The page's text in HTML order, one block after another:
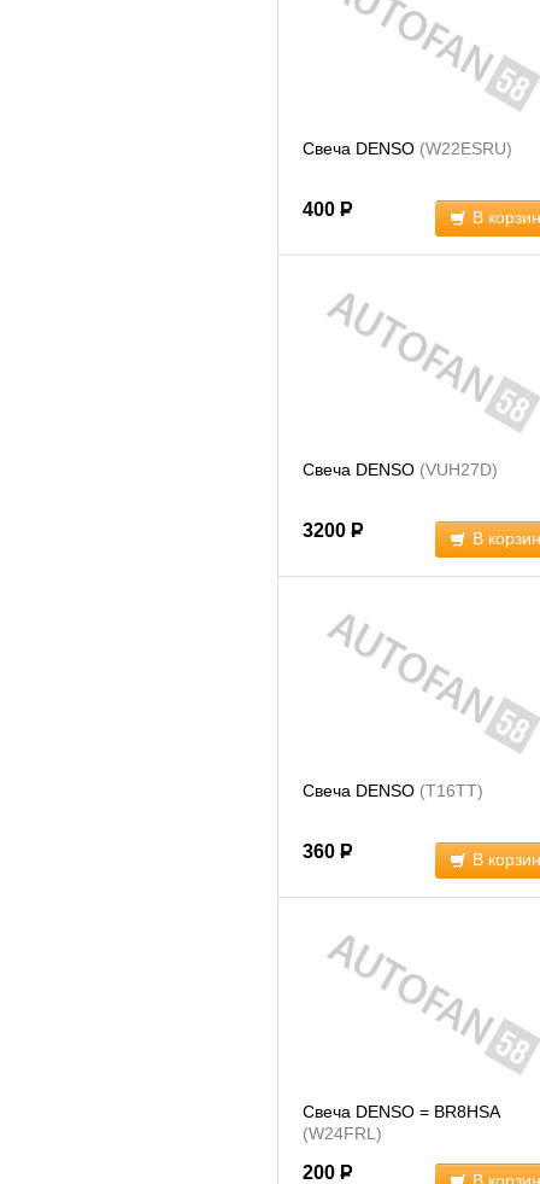
Свеча DENSO (W22ESRU)
400 Р В
Свеча DENSO (VUH27D)
3200 Р В
Свеча DENSO (T16TT)
360 Р В
Свеча DENSO = BR8HSA
(W24FRL)
200 Р